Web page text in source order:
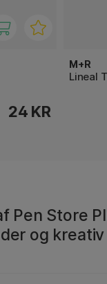
24 KR
M+R
Lineal
Pen Store
og